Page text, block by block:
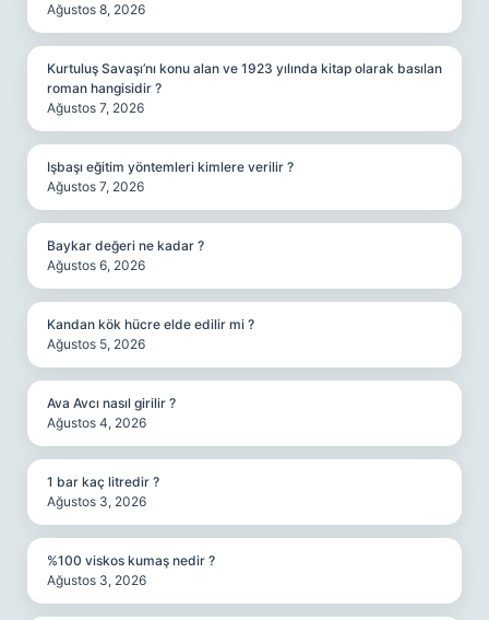
Ağustos 8, 2026
Kurtuluş Savaşı’nı konu alan ve 1923 yılında kitap olarak basılan
roman hangisidir ?
Ağustos 7, 2026
Işbaşı eğitim yöntemleri kimlere verilir ?
Ağustos 7, 2026
Baykar değeri ne kadar ?
Ağustos 6, 2026
Kandan kök hücre elde edilir mi ?
Ağustos 5, 2026
Ava Avcı nasıl girilir ?
Ağustos 4, 2026
1 bar kaç litredir ?
Ağustos 3, 2026
%100 viskos kumaş nedir ?
Ağustos 3, 2026